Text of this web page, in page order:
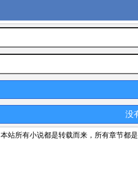
没
本站所有小说都是转载而来，所有章节都